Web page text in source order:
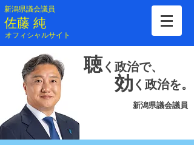
新潟県議会議員
​佐藤 純
​オフィシャルサイト
聴 く 政治で、
効 く 政治を。
新潟県議会議員